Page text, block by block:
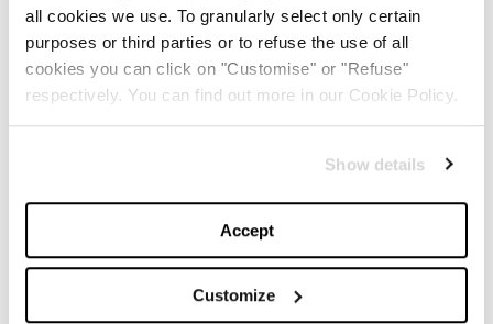
all cookies we use. To granularly select only certain
purposes or third parties or to refuse the use of all
cookies you can click on "Customise" or "Refuse"
respectively. You can find out more in our Cookie Policy.
Show details
Accept
Customize
Best Screenplay
Best Animated Feature
Guillermo del Toro’s Pinocchio